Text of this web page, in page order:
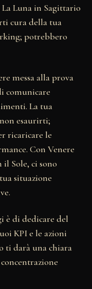
Luna in Sagittario
cura della tua
potrebbero
messa alla prova
comunicare
La tua
esaurirti;
ricaricare le
Con Venere
Sole, ci sono
situazione
è di dedicare del
KPI e le azioni
ti darà una chiara